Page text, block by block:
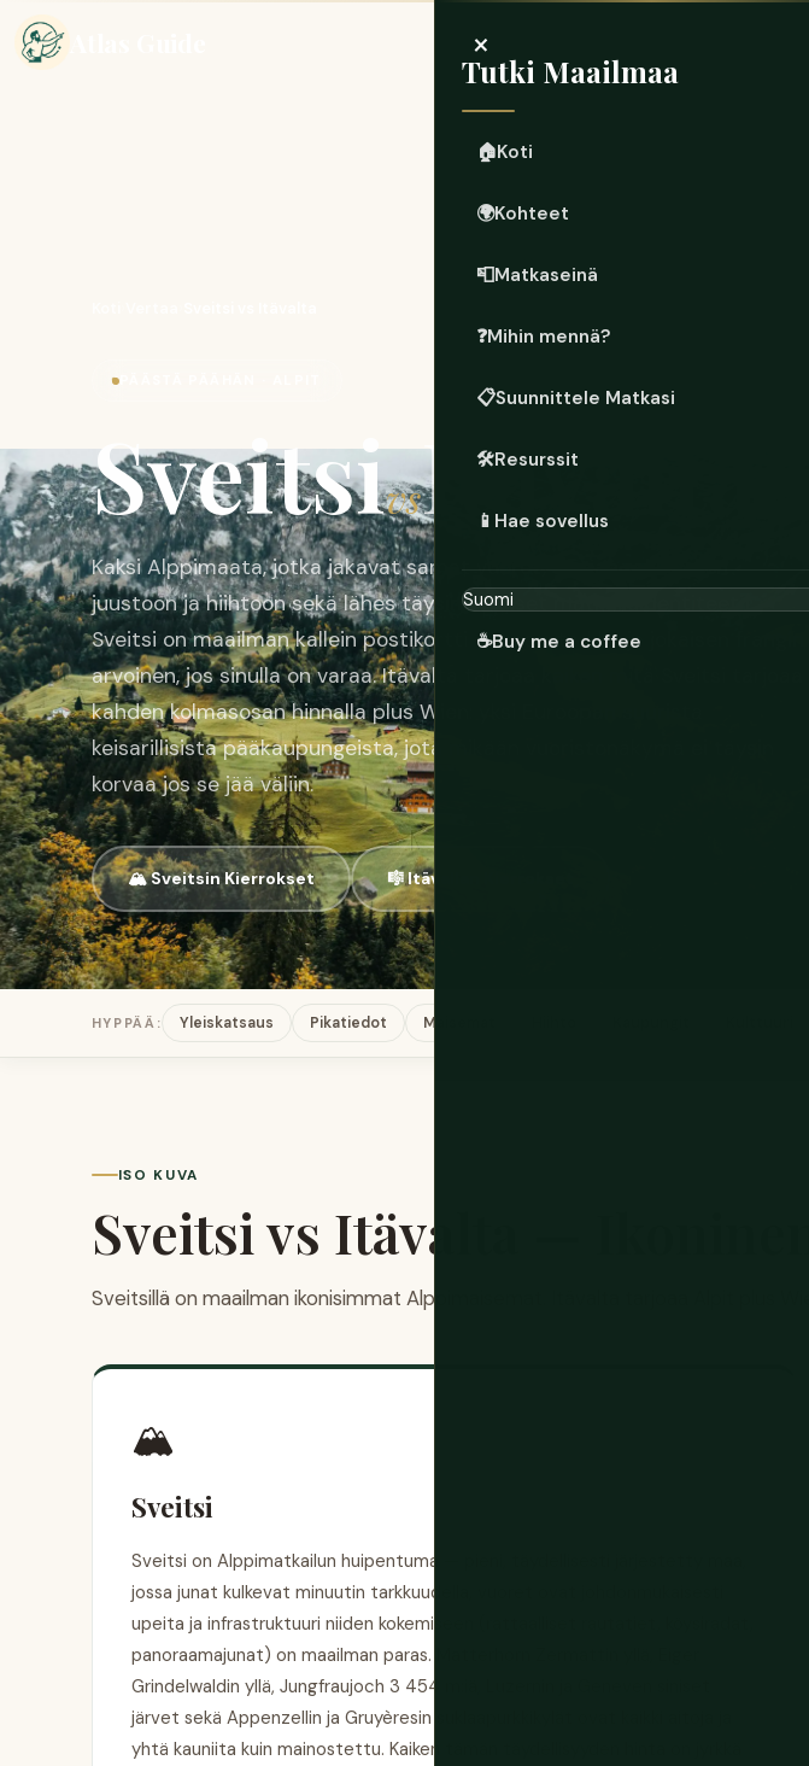
×
Tutki Maailmaa
🏠Koti
🌍Kohteet
📮Matkaseinä
❓Mihin mennä?
📋Suunnittele Matkasi
🛠️Resurssit
📱 Hae sovellus
☕Buy me a coffee
PÄÄSTÄ PÄÄHÄN · ALPIT
SveitsivsItävalta
Kaksi Alppimaata, jotka jakavat samat vuoret, saman rakkauden
juustoon ja hiihtoon sekä lähes täysin erilaiset matkailuidentiteetit.
Sveitsi on maailman kallein postikortti — upea, tarkka ja jokaisen frangin
arvoinen, jos sinulla on varaa. Itävalta tarjoaa kaiken mitä Sveitsi tarjoaa
kahden kolmasosan hinnalla plus Wien: yksi Euroopan suurista
keisarillisista pääkaupungeista, jota mikään vuoristonäkymä ei täysin
korvaa jos se jää väliin.
🏔️ Sveitsin Kierrokset 🎼 Itävallan Kierrokset
HYPPÄÄ: Yleiskatsaus Pikatiedot Maisemat
ISO KUVA
Sveitsi vs Itävalta —
Sveitsillä on maailman ikonisimmat Alppimaisemat. Itävalta tarjoaa Alpit plus
🏔️
Sveitsi
Sveitsi on Alppimatkailun huipentuma — pieni, täydellisesti järjestetty maa,
jossa junat kulkevat minuutin tarkkuudella, vuoret ovat johdonmukaisesti
upeita ja infrastruktuuri niiden kokemiseen (rattaalliset rautatiet, köysiradat,
panoraamajunat) on maailman paras. Matterhorn Zermattin yllä, Eiger
Grindelwaldin yllä, Jungfraujoch 3 454 m:iä, Luzernin ja Geneven siniset
järvet sekä Appenzellin ja Gruyèresin suklaapurkkikylät ovat kaikki aitoja ja
yhtä kauniita kuin mainostettu. Kaiken tämän täydellisyyden hinta on jyrkkä